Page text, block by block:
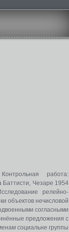
работа:
Баттисти, Чезаре 1954
релейно-
объектов нечисловой
согласными
предложения с
социальне группы